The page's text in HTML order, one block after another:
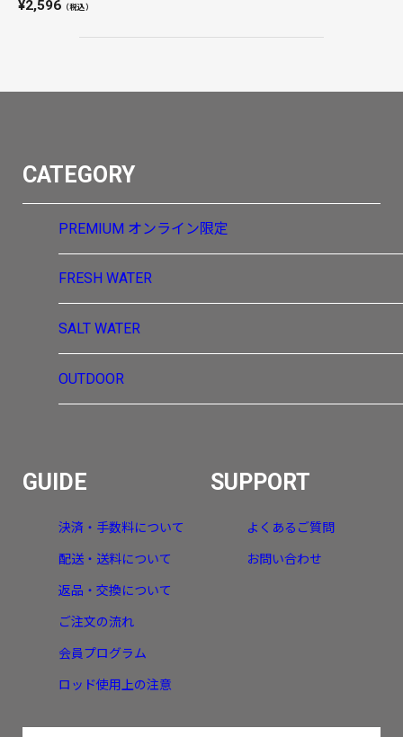
2,596 （税込）
CATEGORY
PREMIUM オンライン限定
FRESH WATER
SALT WATER
OUTDOOR
GUIDE
決済・手数料について
配送・送料について
返品・交換について
ご注文の流れ
会員プログラム
ロッド使用上の注意
SUPPORT
よくあるご質問
お問い合わせ